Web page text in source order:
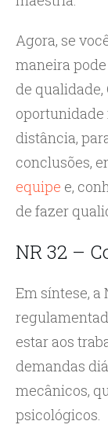
Agora, se
maneira
de qualidade,
distância,
conclusões,
equipe e,
de fazer
NR 32 –
Em síntese, a
estar aos
demandas
mecânicos,
psicológicos.